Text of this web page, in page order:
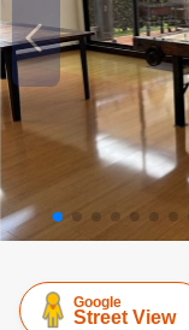
Google
Street View